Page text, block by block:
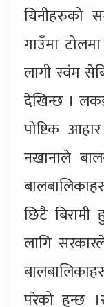
यिनीहरुको
गाउँमा
लागी स्वंम
देखिन्छ ।
पोष्टिक
नखानाले
छिटै
लागि
परेको हुन्छ